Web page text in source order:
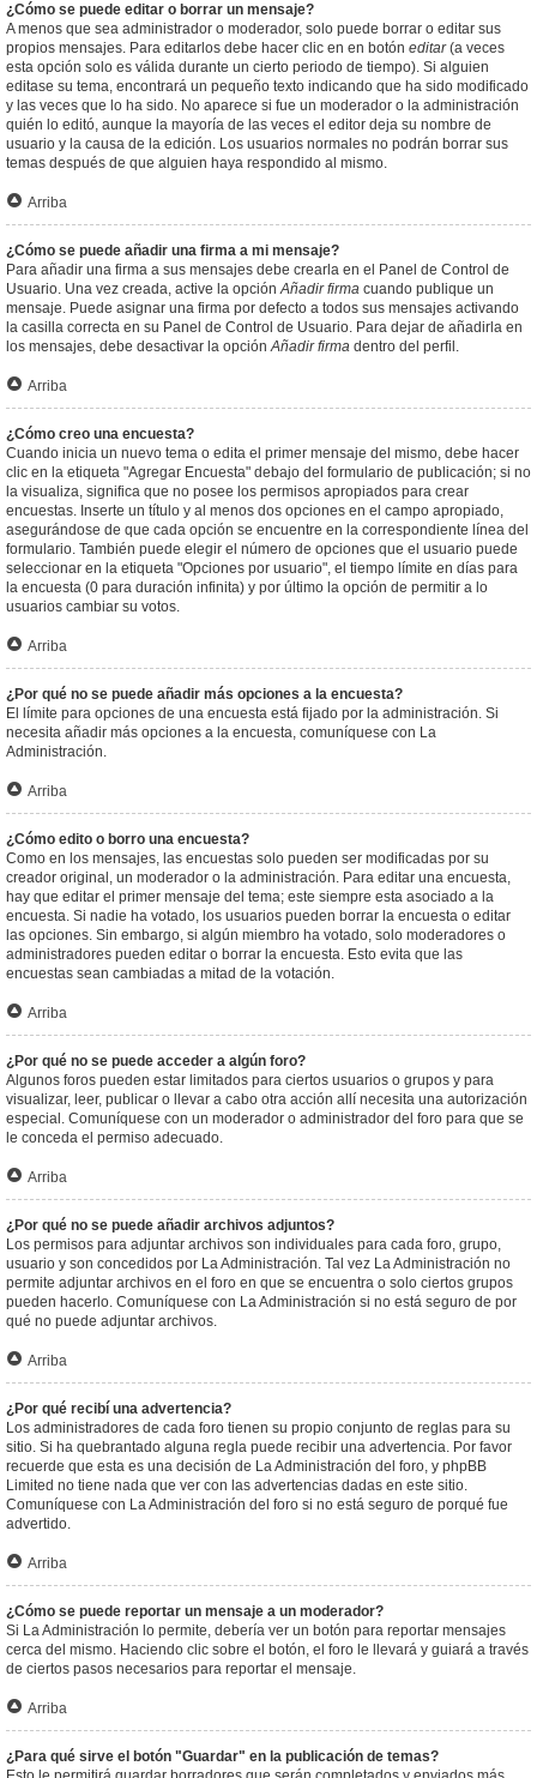
¿Cómo se puede editar o borrar un mensaje?
A menos que sea administrador o moderador, solo puede borrar o editar sus
propios mensajes. Para editarlos debe hacer clic en en botón editar(a veces
esta opción solo es válida durante un cierto periodo de tiempo). Si alguien
editase su tema, encontrará un pequeño texto indicando que ha sido modificado
y las veces que lo ha sido. No aparece si fue un moderador o la administración
quién lo editó, aunque la mayoría de las veces el editor deja su nombre de
usuario y la causa de la edición. Los usuarios normales no podrán borrar sus
temas después de que alguien haya respondido al mismo.
Arriba
¿Cómo se puede añadir una firma a mi mensaje?
Para añadir una firma a sus mensajes debe crearla en el Panel de Control de
Usuario. Una vez creada, active la opciónAñadir firma cuando publique un
mensaje. Puede asignar una firma por defecto a todos sus mensajes activando
la casilla correcta en su Panel de Control de Usuario. Para dejar de añadirla en
los mensajes, debe desactivar la opciónAñadir firma dentro del perfil.
Arriba
¿Cómo creo una encuesta?
Cuando inicia un nuevo tema o edita el primer mensaje del mismo, debe hacer
clic en la etiqueta "Agregar Encuesta" debajo del formulario de publicación; si no
la visualiza, significa que no posee los permisos apropiados para crear
encuestas. Inserte un título y al menos dos opciones en el campo apropiado,
asegurándose de que cada opción se encuentre en la correspondiente línea del
formulario. También puede elegir el número de opciones que el usuario puede
seleccionar en la etiqueta "Opciones por usuario", el tiempo límite en días para
la encuesta (0 para duración infinita) y por último la opción de permitir a lo
usuarios cambiar su votos.
Arriba
¿Por qué no se puede añadir más opciones a la encuesta?
El límite para opciones de una encuesta está fijado por la administración. Si
necesita añadir más opciones a la encuesta, comuníquese con La
Administración.
Arriba
¿Cómo edito o borro una encuesta?
Como en los mensajes, las encuestas solo pueden ser modificadas por su
creador original, un moderador o la administración. Para editar una encuesta,
hay que editar el primer mensaje del tema; este siempre esta asociado a la
encuesta. Si nadie ha votado, los usuarios pueden borrar la encuesta o editar
las opciones. Sin embargo, si algún miembro ha votado, solo moderadores o
administradores pueden editar o borrar la encuesta. Esto evita que las
encuestas sean cambiadas a mitad de la votación.
Arriba
¿Por qué no se puede acceder a algún foro?
Algunos foros pueden estar limitados para ciertos usuarios o grupos y para
visualizar, leer, publicar o llevar a cabo otra acción allí necesita una autorización
especial. Comuníquese con un moderador o administrador del foro para que se
le conceda el permiso adecuado.
Arriba
¿Por qué no se puede añadir archivos adjuntos?
Los permisos para adjuntar archivos son individuales para cada foro, grupo,
usuario y son concedidos por La Administración. Tal vez La Administración no
permite adjuntar archivos en el foro en que se encuentra o solo ciertos grupos
pueden hacerlo. Comuníquese con La Administración si no está seguro de por
qué no puede adjuntar archivos.
Arriba
¿Por qué recibí una advertencia?
Los administradores de cada foro tienen su propio conjunto de reglas para su
sitio. Si ha quebrantado alguna regla puede recibir una advertencia. Por favor
recuerde que esta es una decisión de La Administración del foro, y phpBB
Limited no tiene nada que ver con las advertencias dadas en este sitio.
Comuníquese con La Administración del foro si no está seguro de porqué fue
advertido.
Arriba
¿Cómo se puede reportar un mensaje a un moderador?
Si La Administración lo permite, debería ver un botón para reportar mensajes
cerca del mismo. Haciendo clic sobre el botón, el foro le llevará y guiará a través
de ciertos pasos necesarios para reportar el mensaje.
Arriba
¿Para qué sirve el botón "Guardar" en la publicación de temas?